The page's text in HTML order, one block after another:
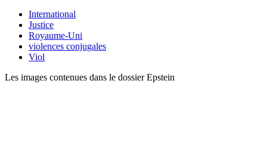
International
Justice
Royaume-Uni
violences conjugales
Viol
Les images contenues dans le dossier Epstein